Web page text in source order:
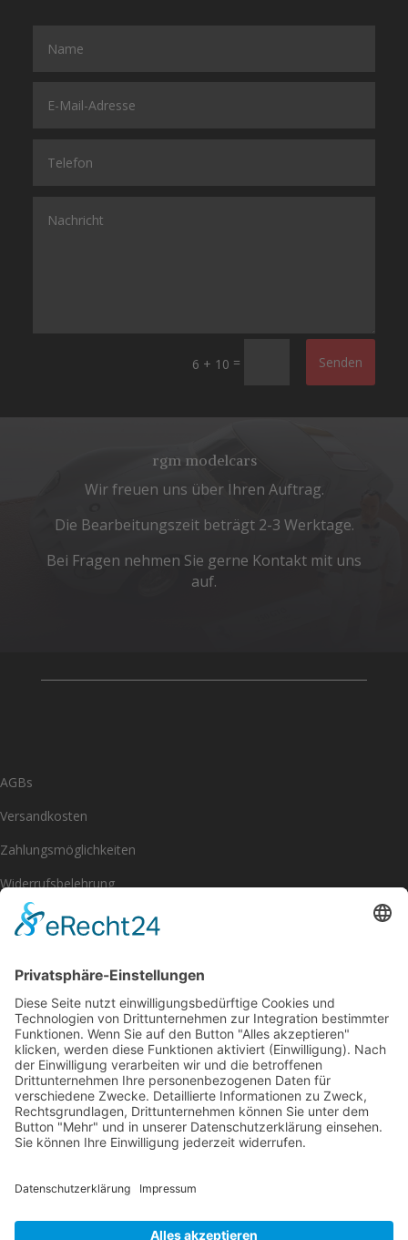
6 + 10 = Senden
rgm modelcars
Wir freuen uns über Ihren Auftrag.
Die Bearbeitungszeit beträgt 2-3 Werktage.
Bei Fragen nehmen Sie gerne Kontakt mit uns
auf.
AGBs
Versandkosten
Zahlungsmöglichkeiten
Widerrufsbelehrung
Impressum
[eu_owb_order_withdrawal_button]